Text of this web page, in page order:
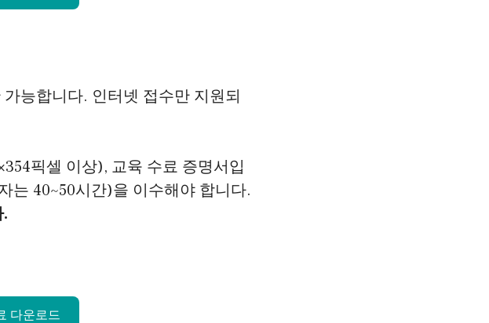
능합니다. 인터넷 접수만 지원되
픽셀 이상), 교육 수료 증명서입
는 40~50시간)을 이수해야 합니다.
다운로드